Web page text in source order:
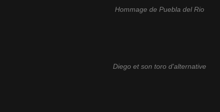
Hommage de Puebla del Rio
Diego et son toro d'alternative